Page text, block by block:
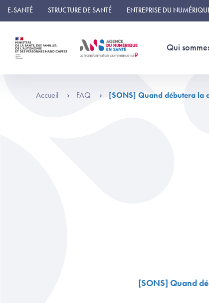
Panneau de gestion des cookies
E-SANTÉ STRUCTURE DE SANTÉ ENTREPRISE DU
Qui
Accueil FAQ [SONS] Quand débutera la
[SONS] Quand